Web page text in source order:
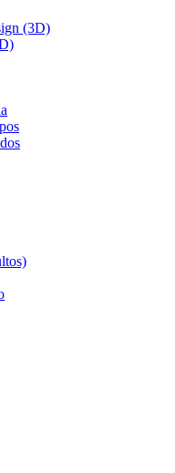
(3D)